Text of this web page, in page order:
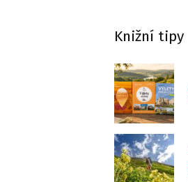
Knižní tipy